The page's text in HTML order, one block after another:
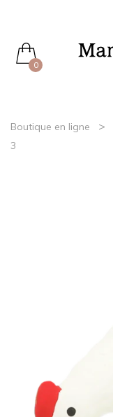
0
Boutique en ligne >
3